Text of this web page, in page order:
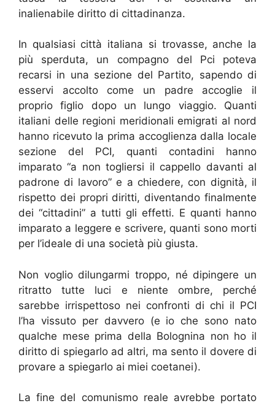
inalienabile diritto di cittadinanza.
In qualsiasi città italiana si trovasse, anche la
più sperduta, un compagno del Pci poteva
recarsi in una sezione del Partito, sapendo di
esservi accolto come un padre accoglie il
proprio figlio dopo un lungo viaggio. Quanti
italiani delle regioni meridionali emigrati al nord
hanno ricevuto la prima accoglienza dalla locale
sezione del PCI, quanti contadini hanno
imparato “a non togliersi il cappello davanti al
padrone di lavoro” e a chiedere, con dignità, il
rispetto dei propri diritti, diventando finalmente
dei “cittadini” a tutti gli effetti. E quanti hanno
imparato a leggere e scrivere, quanti sono morti
per l’ideale di una società più giusta.
Non voglio dilungarmi troppo, né dipingere un
ritratto tutte luci e niente ombre, perché
sarebbe irrispettoso nei confronti di chi il PCI
l’ha vissuto per davvero (e io che sono nato
qualche mese prima della Bolognina non ho il
diritto di spiegarlo ad altri, ma sento il dovere di
provare a spiegarlo ai miei coetanei).
La fine del comunismo reale avrebbe portato